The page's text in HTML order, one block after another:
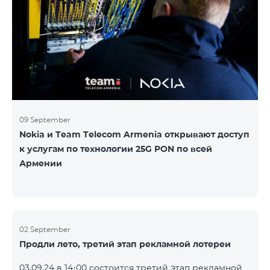
Следите за нами на официальных каналах Team в
Facebook и YouTube. Подробнее:
https://www.telecomarmenia.am/hy/B2S?s
09 September
Nokia и Team Telecom Armenia открывают доступ
к услугам по технологии 25G PON по всей
Армении
02 September
Продли лето, третий этап рекламной лотереи
03.09.24 в 14։00 состоится третий этап рекламной